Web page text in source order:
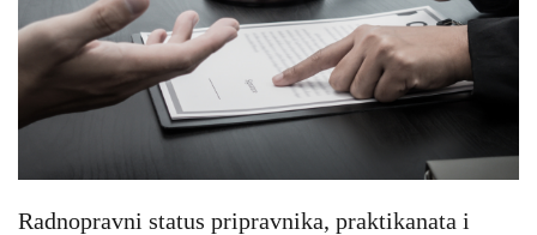
Radnopravni status pripravnika, praktikanata i